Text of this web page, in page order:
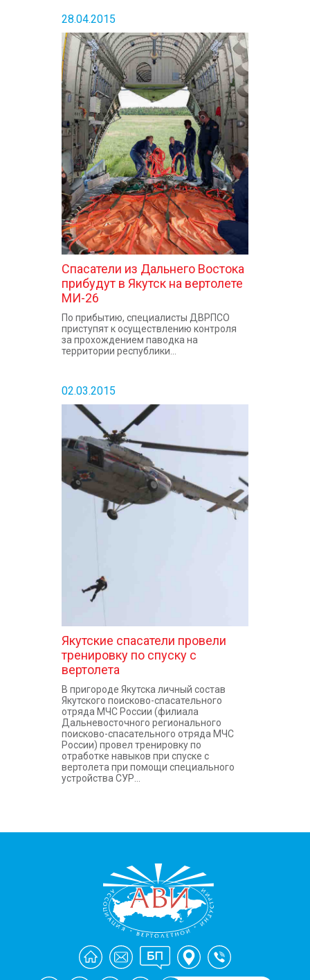
28.04.2015
Спасатели из Дальнего Востока
прибудут в Якутск на вертолете
МИ-26
По прибытию, специалисты ДВРПСО
приступят к осуществлению контроля
за прохождением паводка на
территории республики...
02.03.2015
Якутские спасатели провели
тренировку по спуску с
вертолета
В пригороде Якутска личный состав
Якутского поисково-спасательного
отряда МЧС России (филиала
Дальневосточного регионального
поисково-спасательного отряда МЧС
России) провел тренировку по
отработке навыков при спуске с
вертолета при помощи специального
устройства СУР...